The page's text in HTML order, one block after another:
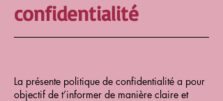
confidentialité
La présente politique de confidentialité a pour
objectif de t’informer de manière claire et